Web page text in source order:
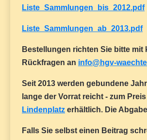
Liste_Sammlungen_bis_2012.pdf
Liste_Sammlungen_ab_2013.pdf
Bestellungen richten Sie bitte
Rückfragen an info@hgv-
Seit 2013 werden gebundene
lange der Vorrat reicht - zum
Lindenplatz erhältlich. Die
Falls Sie selbst einen Beitrag